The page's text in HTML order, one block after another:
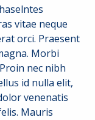
vitae neque
orci. Praesent
Morbi
nec nibh
id nulla elit,
venenatis
Mauris